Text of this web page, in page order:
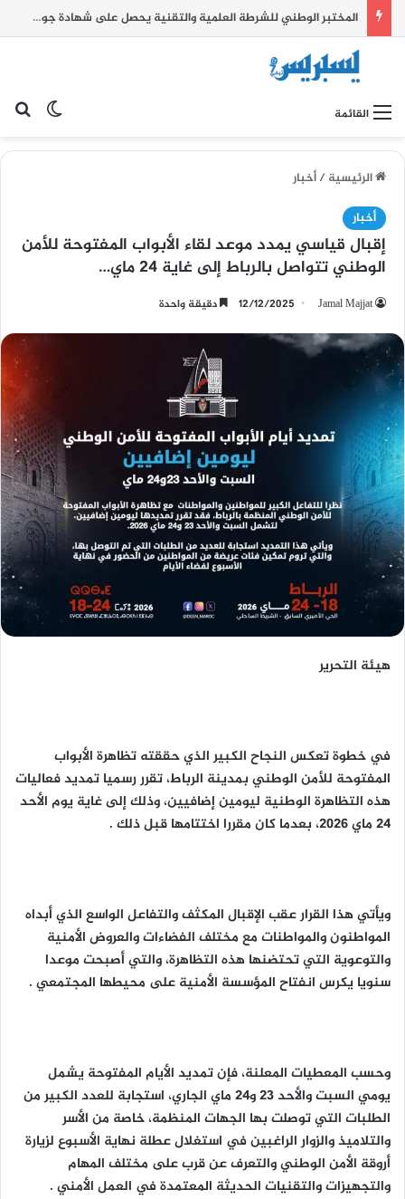
المختبر الوطني للشرطة العلمية والتقنية يحصل على شهادة جودة عالمية
القائمة
الرئيسية/أخبار
أخبار
إقبال قياسي يمدد موعد لقاء الأبواب المفتوحة للأمن
الوطني تتواصل بالرباط إلى غاية 24 ماي…
Jamal Majjat
12/12/2025 دقيقة واحدة
هيئة التحرير
في خطوة تعكس النجاح الكبير الذي حققته تظاهرة الأبواب
المفتوحة للأمن الوطني بمدينة الرباط، تقرر رسميا تمديد فعاليات
هذه التظاهرة الوطنية ليومين إضافيين، وذلك إلى غاية يوم الأحد
24 ماي 2026، بعدما كان مقررا اختتامها قبل ذلك .
ويأتي هذا القرار عقب الإقبال المكثف والتفاعل الواسع الذي أبداه
المواطنون والمواطنات مع مختلف الفضاءات والعروض الأمنية
والتوعوية التي تحتضنها هذه التظاهرة، والتي أصبحت موعدا
سنويا يكرس انفتاح المؤسسة الأمنية على محيطها المجتمعي .
وحسب المعطيات المعلنة، فإن تمديد الأيام المفتوحة يشمل
يومي السبت والأحد 23 و24 ماي الجاري، استجابة للعدد الكبير من
الطلبات التي توصلت بها الجهات المنظمة، خاصة من الأسر
والتلاميذ والزوار الراغبين في استغلال عطلة نهاية الأسبوع لزيارة
أروقة الأمن الوطني والتعرف عن قرب على مختلف المهام
والتجهيزات والتقنيات الحديثة المعتمدة في العمل الأمني .